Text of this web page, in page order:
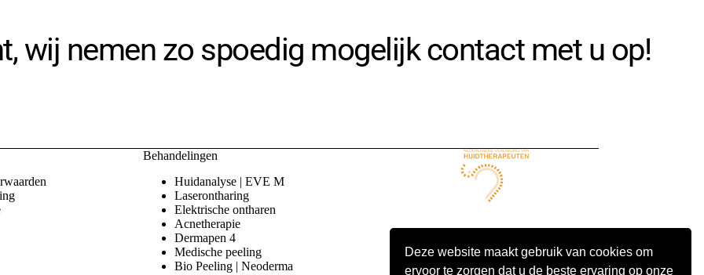
Deze website maakt gebruik van cookies om
ervoor te zorgen dat u de beste ervaring op onze
wij nemen zo spoedig mogelijk contact met u op!
Behandelingen
Huidanalyse | EVE M
Laserontharing
Elektrische ontharen
Acnetherapie
Dermapen 4
Medische peeling
Bio Peeling | Neoderma